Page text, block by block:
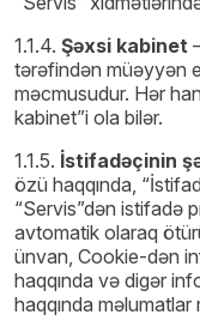
1.1.4. Şəxsi kabinet
tərəfindən müəyyən
məcmusudur. Hər
kabinet”i ola bilər.
1.1.5. İstifadəçinin
özü haqqında,
“Servis”dən istifadə
avtomatik olaraq
ünvan, Cookie-dən
haqqında və digər
haqqında məlumatlar